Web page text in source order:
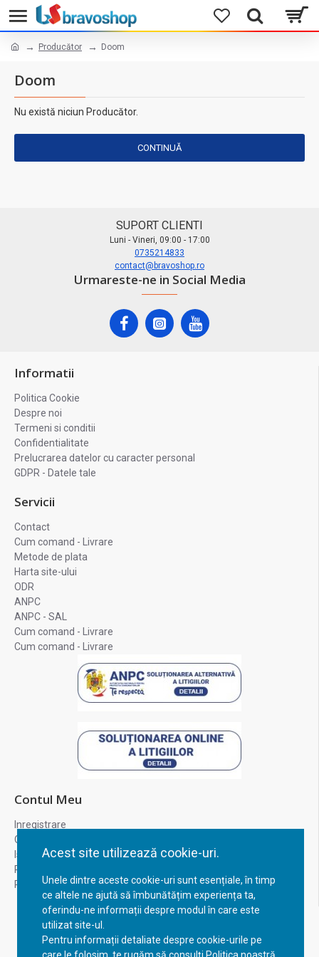
Acest site utilizează cookie-uri.
Unele dintre aceste cookie-uri sunt esențiale, în timp
ce altele ne ajută să îmbunătățim experiența ta,
oferindu-ne informații despre modul în care este
utilizat site-ul.
Pentru informații detaliate despre cookie-urile pe
Producător Doom
Doom
Nu există niciun Producător.
CONTINUĂ
SUPORT CLIENTI
Luni - Vineri, 09:00 - 17:00
0735214833
contact@bravoshop.ro
Urmareste-ne in Social Media
Informatii
Politica Cookie
Despre noi
Termeni si conditii
Confidentialitate
Prelucrarea datelor cu caracter personal
GDPR - Datele tale
Servicii
Contact
Cum comand - Livrare
Metode de plata
Harta site-ului
ODR
ANPC
ANPC - SAL
Cum comand - Livrare
Cum comand - Livrare
Contul Meu
Inregistrare
Contul meu
Istoric comenzi
Recuperare parola
Returnare produs